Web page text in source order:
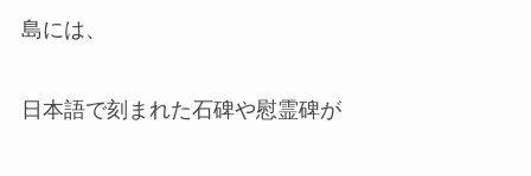
島には、
日本語で刻まれた石碑や慰霊碑が